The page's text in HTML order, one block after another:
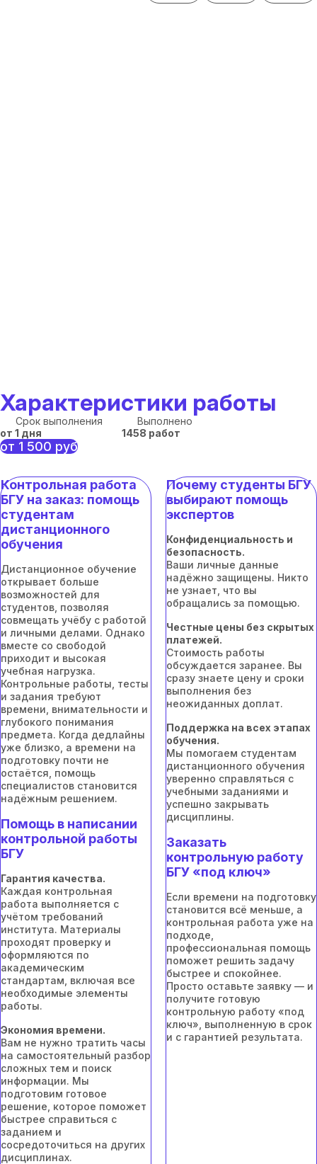
Характеристики работы
Срок выполнения
от 1 дня
Выполнено
1458 работ
от 1 500 руб
Контрольная работа
БГУ на заказ: помощь
студентам
дистанционного
обучения
Дистанционное обучение
открывает больше
возможностей для
студентов, позволяя
совмещать учёбу с работой
и личными делами. Однако
вместе со свободой
приходит и высокая
учебная нагрузка.
Контрольные работы, тесты
и задания требуют
времени, внимательности и
глубокого понимания
предмета. Когда дедлайны
уже близко, а времени на
подготовку почти не
остаётся, помощь
специалистов становится
надёжным решением.
Помощь в написании
контрольной работы
БГУ
Гарантия качества.
Каждая контрольная
работа выполняется с
учётом требований
института. Материалы
проходят проверку и
оформляются по
академическим
стандартам, включая все
необходимые элементы
работы.
Экономия времени.
Вам не нужно тратить часы
на самостоятельный разбор
сложных тем и поиск
информации. Мы
подготовим готовое
решение, которое поможет
быстрее справиться с
заданием и
сосредоточиться на других
дисциплинах.
Почему студенты БГУ
выбирают помощь
экспертов
Конфиденциальность и
безопасность.
Ваши личные данные
надёжно защищены. Никто
не узнает, что вы
обращались за помощью.
Честные цены без скрытых
платежей.
Стоимость работы
обсуждается заранее. Вы
сразу знаете цену и сроки
выполнения без
неожиданных доплат.
Поддержка на всех этапах
обучения.
Мы помогаем студентам
дистанционного обучения
уверенно справляться с
учебными заданиями и
успешно закрывать
дисциплины.
Заказать
контрольную работу
БГУ «под ключ»
Если времени на подготовку
становится всё меньше, а
контрольная работа уже на
подходе,
профессиональная помощь
поможет решить задачу
быстрее и спокойнее.
Просто оставьте заявку — и
получите готовую
контрольную работу «под
ключ», выполненную в срок
и с гарантией результата.